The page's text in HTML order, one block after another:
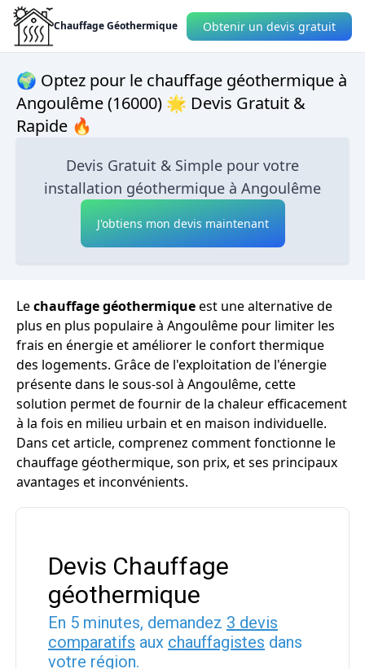
Chauffage Géothermique Obtenir un devis gratuit
🌍 Optez pour le chauffage géothermique à
Angoulême (16000) 🌟 Devis Gratuit &
Rapide 🔥
Devis Gratuit & Simple pour votre
installation géothermique à Angoulême
J'obtiens mon devis maintenant
Lechauffage géothermiqueest une alternative de
plus en plus populaire à Angoulême pour limiter les
frais en énergie et améliorer le confort thermique
des logements. Grâce de l'exploitation de l'énergie
présente dans le sous-sol à Angoulême, cette
solution permet de fournir de la chaleur efficacement
à la fois en milieu urbain et en maison individuelle.
Dans cet article, comprenez comment fonctionne le
chauffage géothermique, son prix, et ses principaux
avantages et inconvénients.
Devis Chauffage
géothermique
En 5 minutes, demandez 3 devis
comparatifs aux chauffagistes dans
votre région.